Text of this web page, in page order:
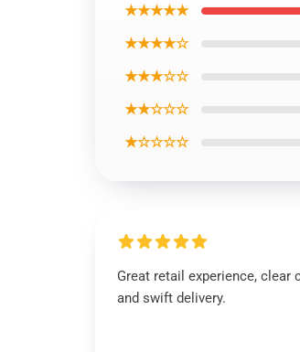
★★★★★
★★★★☆
★★★☆☆
★★☆☆☆
★☆☆☆☆
Great retail experience, clear
and swift delivery.